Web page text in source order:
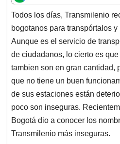
t
s
A
p
p
e
b
o
o
k
k
e
d
I
n
i
l
e
a
d
s
Todos los días, Transmilenio
bogotanos para transpórtalos
Aunque es el servicio de
de ciudadanos, lo cierto es
tambien son en gran cantidad,
que no tiene un buen
de sus estaciones están
poco son inseguras.
Bogotá dio a conocer los
Transmilenio más inseguras.